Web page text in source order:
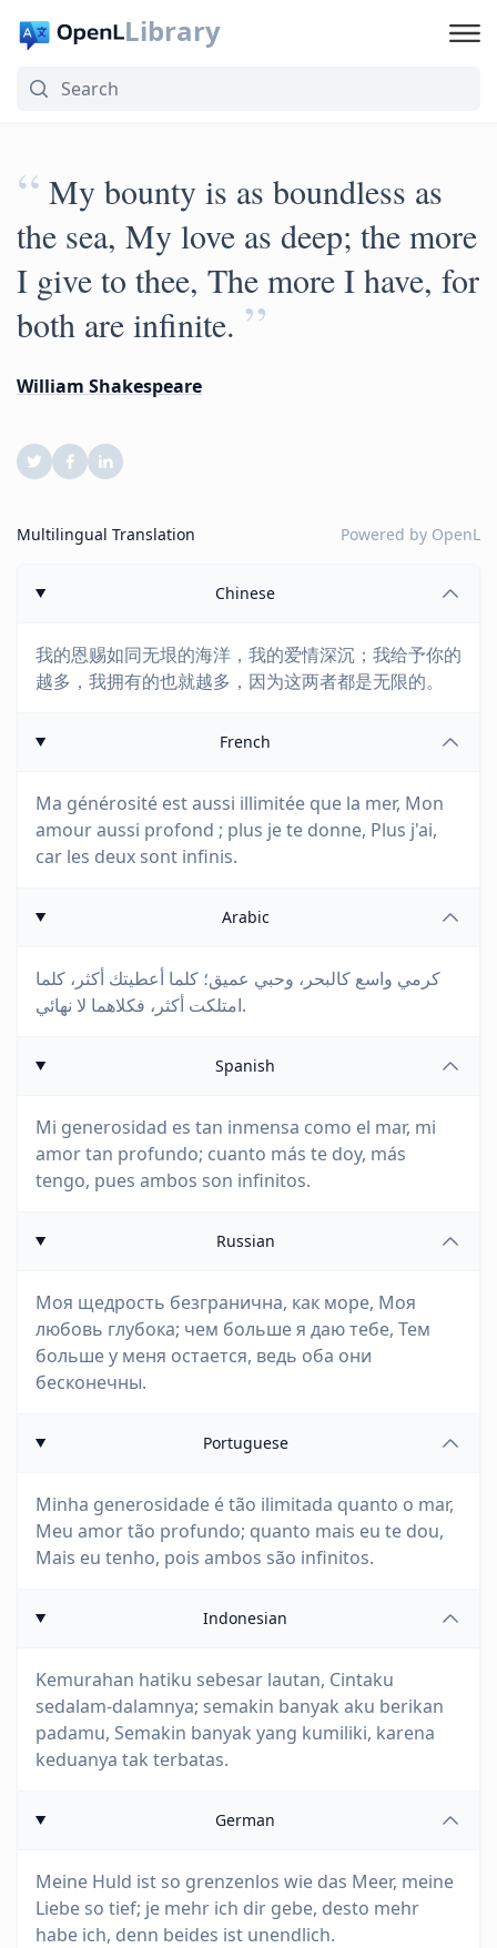
Library
“ My bounty is as boundless as
the sea, My love as deep; the more
I give to thee, The more I have, for
both are infinite. ”
William Shakespeare
Multilingual Translation Powered by OpenL
Chinese
我的恩赐如同无垠的海洋，我的爱情深沉；我给予你的
越多，我拥有的也就越多，因为这两者都是无限的。
French
Ma générosité est aussi illimitée que la mer, Mon
amour aussi profond ; plus je te donne, Plus j'ai,
car les deux sont infinis.
Arabic
كرمي واسع كالبحر، وحبي عميق؛ كلما أعطيتك أكثر، كلما
امتلكت أكثر، فكلاهما لا نهائي.
Spanish
Mi generosidad es tan inmensa como el mar, mi
amor tan profundo; cuanto más te doy, más
tengo, pues ambos son infinitos.
Russian
Моя щедрость безгранична, как море, Моя
любовь глубока; чем больше я даю тебе, Тем
больше у меня остается, ведь оба они
бесконечны.
Portuguese
Minha generosidade é tão ilimitada quanto o mar,
Meu amor tão profundo; quanto mais eu te dou,
Mais eu tenho, pois ambos são infinitos.
Indonesian
Kemurahan hatiku sebesar lautan, Cintaku
sedalam-dalamnya; semakin banyak aku berikan
padamu, Semakin banyak yang kumiliki, karena
keduanya tak terbatas.
German
Meine Huld ist so grenzenlos wie das Meer, meine
Liebe so tief; je mehr ich dir gebe, desto mehr
habe ich, denn beides ist unendlich.